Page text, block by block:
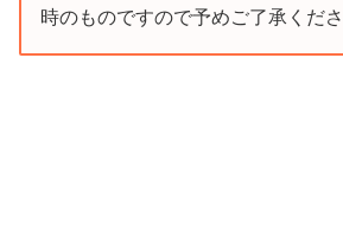
時のものですので予めご了承くださ